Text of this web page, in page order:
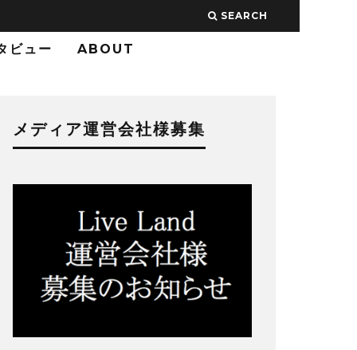
SEARCH
ビュー ABOUT
メディア運営会社様募集